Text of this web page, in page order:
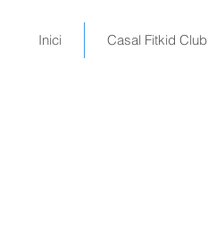
Inici Casal Fitkid Club